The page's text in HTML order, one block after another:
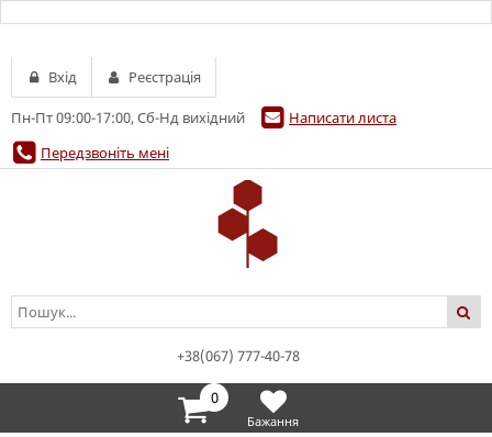
Пн-Пт 09:00-17:00, Сб-Нд вихідний
Написати листа
Передзвоніть мені
Вхід Реєстрація
+38(067) 777-40-78
0
Бажання